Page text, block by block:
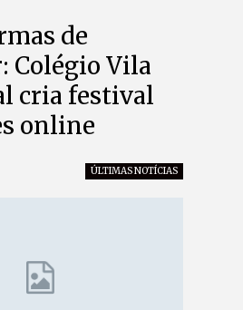
de
Colégio Vila
cria festival
online
ÚLTIMAS NOTÍCIAS